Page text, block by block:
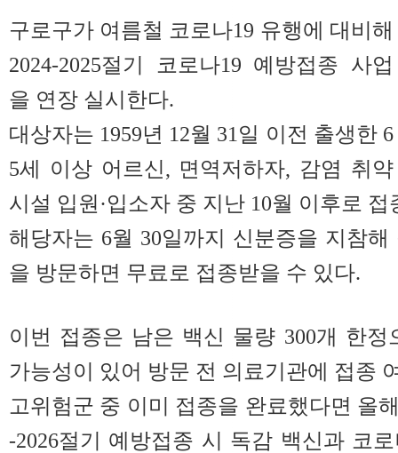
구로구가 여름철 코로나19 유행에 대비해
2024-2025절기 코로나19 예방접종 사업
을 연장 실시한다.
대상자는 1959년 12월 31일 이전 출생한 6
5세 이상 어르신, 면역저하자, 감염 취약
시설 입원·입소자 중 지난 10월 이후로
해당자는 6월 30일까지 신분증을 지참
을 방문하면 무료로 접종받을 수 있다.
이번 접종은 남은 백신 물량 300개 한
가능성이 있어 방문 전 의료기관에 접종
고위험군 중 이미 접종을 완료했다면 올
-2026절기 예방접종 시 독감 백신과 코